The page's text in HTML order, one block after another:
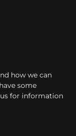
how we can
some
us for information